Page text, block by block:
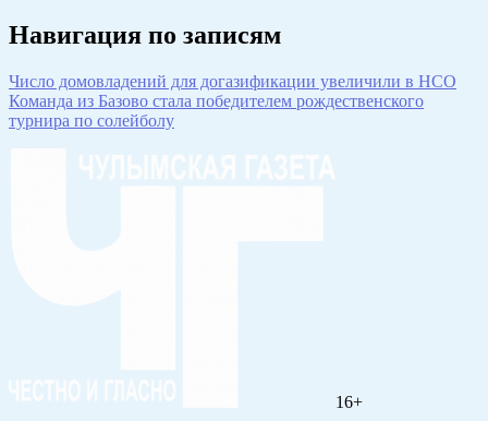
Навигация по записям
Число домовладений для догазификации увеличили в НСО
Команда из Базово стала победителем рождественского
турнира по солейболу
16+